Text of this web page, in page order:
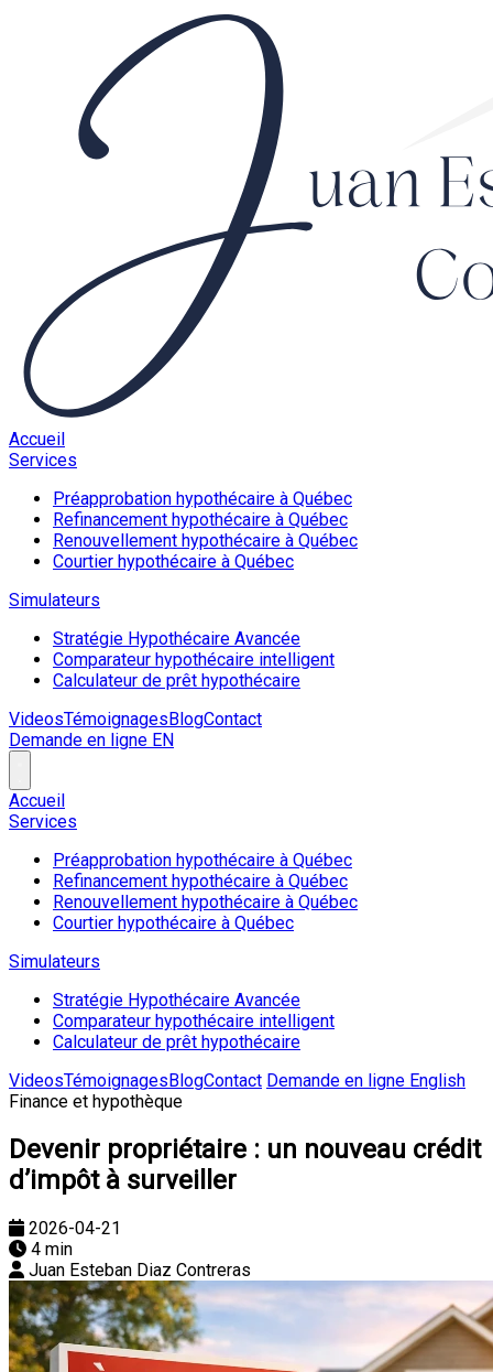
Accueil
Services
Préapprobation hypothécaire à Québec
Refinancement hypothécaire à Québec
Renouvellement hypothécaire à Québec
Courtier hypothécaire à Québec
Simulateurs
Stratégie Hypothécaire Avancée
Comparateur hypothécaire intelligent
Calculateur de prêt hypothécaire
VideosTémoignagesBlogContact
Demande en ligne EN
Accueil
Services
Préapprobation hypothécaire à Québec
Refinancement hypothécaire à Québec
Renouvellement hypothécaire à Québec
Courtier hypothécaire à Québec
Simulateurs
Stratégie Hypothécaire Avancée
Comparateur hypothécaire intelligent
Calculateur de prêt hypothécaire
VideosTémoignagesBlogContact Demande en ligne English
Finance et hypothèque
Devenir propriétaire : un nouveau crédit
d’impôt à surveiller
2026-04-21
4 min
Juan Esteban Diaz Contreras